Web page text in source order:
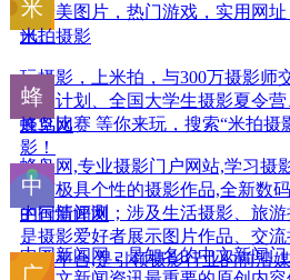
享精美图片，热门游戏，实用网
讯。
米拍摄影
玩摄影，上米拍，与300万摄影师
有米计划、全国大学生摄影夏令
展览比赛 等你来玩，搜索“米拍摄
影！
蜂鸟网
蜂鸟网,专业摄影门户网站,学习摄
里有极具个性的摄影作品,全新数
的行情评测；涉及生活摄影、旅
是摄影爱好者展示图片作品、交
专业平台,是引领摄影行业的前沿
中国新闻网
中国新闻网，是知名的中文新闻